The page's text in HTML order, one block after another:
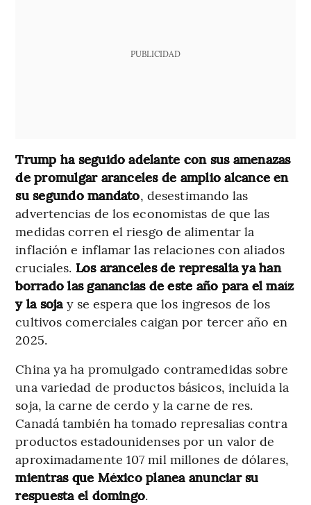
PUBLICIDAD
Trump ha seguido adelante con sus amenazas
de promulgar aranceles de amplio alcance en
su segundo mandato, desestimando las
advertencias de los economistas de que las
medidas corren el riesgo de alimentar la
inflación e inflamar las relaciones con aliados
cruciales. Los aranceles de represalia ya han
borrado las ganancias de este año para el maíz
y la sojay se espera que los ingresos de los
cultivos comerciales caigan por tercer año en
2025.
China ya ha promulgado contramedidas sobre
una variedad de productos básicos, incluida la
soja, la carne de cerdo y la carne de res.
Canadá también ha tomado represalias contra
productos estadounidenses por un valor de
aproximadamente 107 mil millones de dólares,
mientras que México planea anunciar su
respuesta el domingo.